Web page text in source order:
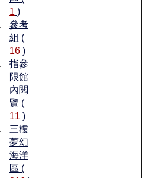
1 )
參考
組 (
16)
指參
限館
內閱
覽 (
11 )
三樓
夢幻
海洋
區 (